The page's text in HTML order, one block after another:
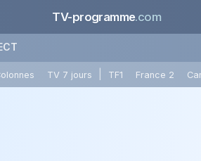
TV-programme.com
TV 7 jours TF1 France 2